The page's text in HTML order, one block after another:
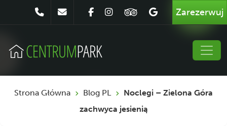
Zarezerwuj
Strona Główna Blog PL
Noclegi – Zielona Góra
zachwyca jesienią